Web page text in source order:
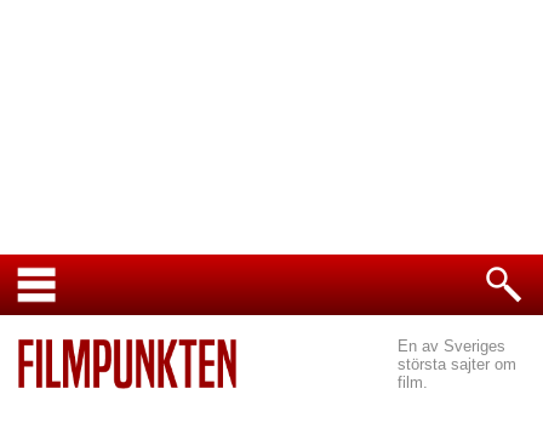
En av Sveriges
största sajter om
film.